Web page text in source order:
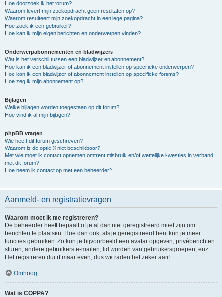
Hoe doorzoek ik het forum?
Waarom levert mijn zoekopdracht geen resultaten op?
Waarom resulteert mijn zoekopdracht in een lege pagina?
Hoe zoek ik een gebruiker?
Hoe kan ik mijn eigen berichten en onderwerpen vinden?
Onderwerpabonnementen en bladwijzers
Wat is het verschil tussen een bladwijzer en abonnement?
Hoe kan ik een bladwijzer of abonnement instellen op specifieke onderwerpen?
Hoe kan ik een bladwijzer of abonnement instellen op specifieke forums?
Hoe zeg ik mijn abonnement op?
Bijlagen
Welke bijlagen worden toegestaan op dit forum?
Hoe vind ik al mijn bijlagen?
phpBB vragen
Wie heeft dit forum geschreven?
Waarom is de optie X niet beschikbaar?
Met wie moet ik contact opnemen omtrent misbruik en/of wettelijke kwesties in verband
met dit forum?
Hoe neem ik contact op met een beheerder?
Aanmeld- en registratievragen
Waarom moet ik me registreren?
De beheerder heeft bepaalt of je al dan niet geregistreerd moet zijn om
berichten te plaatsen. Hoe dan ook, als je geregistreerd bent kun je meer
functies gebruiken. Zo kun je bijvoorbeeld een avatar opgeven, privéberichten
sturen, andere gebruikers e-mailen, lid worden van gebruikersgroepen, enz.
Het registreren duurt maar even, dus we raden het zeker aan!
Omhoog
Wat is COPPA?